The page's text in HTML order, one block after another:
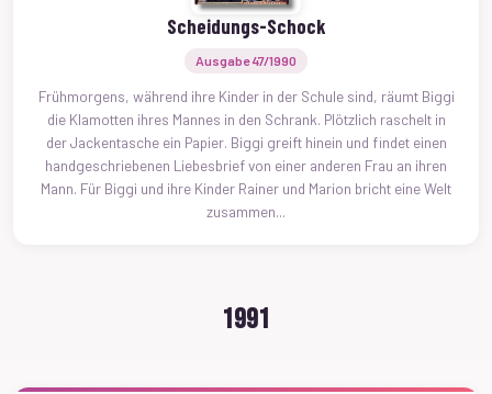
Scheidungs-Schock
Ausgabe 47/1990
Frühmorgens, während ihre Kinder in der Schule sind, räumt Biggi
die Klamotten ihres Mannes in den Schrank. Plötzlich raschelt in
der Jackentasche ein Papier. Biggi greift hinein und findet einen
handgeschriebenen Liebesbrief von einer anderen Frau an ihren
Mann. Für Biggi und ihre Kinder Rainer und Marion bricht eine Welt
zusammen...
1991